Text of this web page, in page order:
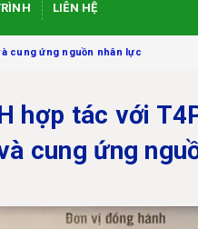
LIÊN HỆ
cung ứng nguồn nhân lực
hợp tác với
cung ứng